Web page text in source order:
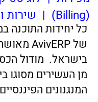
•
•
•
•
וחובות
•
•
משלוח